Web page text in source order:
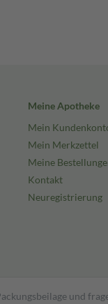
Meine Apotheke
Mein
Mein Merkzettel
Meine
Kontakt
Neuregistrierung
und